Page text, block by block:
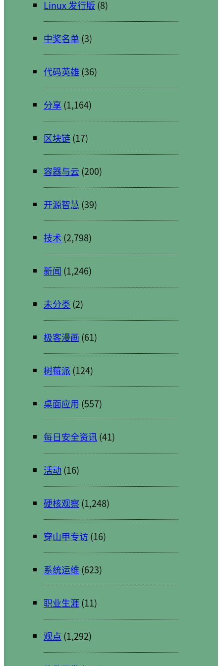
Linux 发行版 (8)
中奖名单 (3)
代码英雄 (36)
分享 (1,164)
区块链(17)
容器与云 (200)
开源智慧 (39)
技术 (2,798)
新闻 (1,246)
未分类 (2)
极客漫画 (61)
树莓派 (124)
桌面应用 (557)
每日安全资讯(41)
活动 (16)
硬核观察 (1,248)
穿山甲专访(16)
系统运维(623)
职业生涯(11)
观点 (1,292)